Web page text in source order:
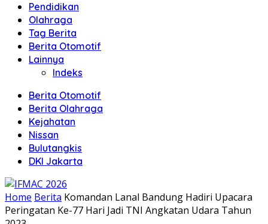
Pendidikan
Olahraga
Tag Berita
Berita Otomotif
Lainnya
Indeks
Berita Otomotif
Berita Olahraga
Kejahatan
Nissan
Bulutangkis
DKI Jakarta
Home Berita Komandan Lanal Bandung Hadiri Upacara
Peringatan Ke-77 Hari Jadi TNI Angkatan Udara Tahun